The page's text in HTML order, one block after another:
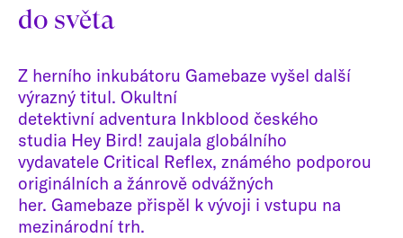
do světa
Z herního inkubátoru Gamebaze vyšel další
výrazný titul. Okultní
detektivní adventura Inkblood českého
studia Hey Bird! zaujala globálního
vydavatele Critical Reflex, známého podporou
originálních a žánrově odvážných
her. Gamebaze přispěl k vývoji i vstupu na
mezinárodní trh.